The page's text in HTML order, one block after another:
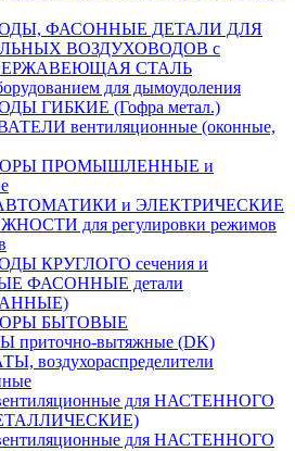
ФАСОННЫЕ ДЕТАЛИ ДЛЯ
ВОЗДУХОВОДОВ с
НЕРЖАВЕЮЩАЯ СТАЛЬ
для дымоудоления
ГИБКИЕ (Гофра метал.)
вентиляционные (оконные,
ПРОМЫШЛЕННЫЕ и
и ЭЛЕКТРИЧЕСКИЕ
для регулировки режимов
КРУГЛОГО сечения и
ФАСОННЫЕ детали
БЫТОВЫЕ
вытяжные (DK)
воздухораспределители
для НАСТЕННОГО
для НАСТЕННОГО